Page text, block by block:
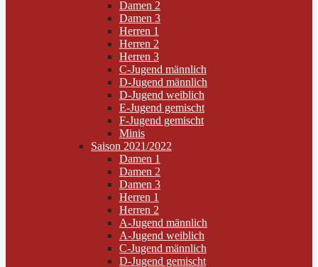
Damen 2
Damen 3
Herren 1
Herren 2
Herren 3
C-Jugend männlich
D-Jugend männlich
D-Jugend weiblich
E-Jugend gemischt
F-Jugend gemischt
Minis
Saison 2021/2022
Damen 1
Damen 2
Damen 3
Herren 1
Herren 2
A-Jugend männlich
A-Jugend weiblich
C-Jugend männlich
D-Jugend gemischt